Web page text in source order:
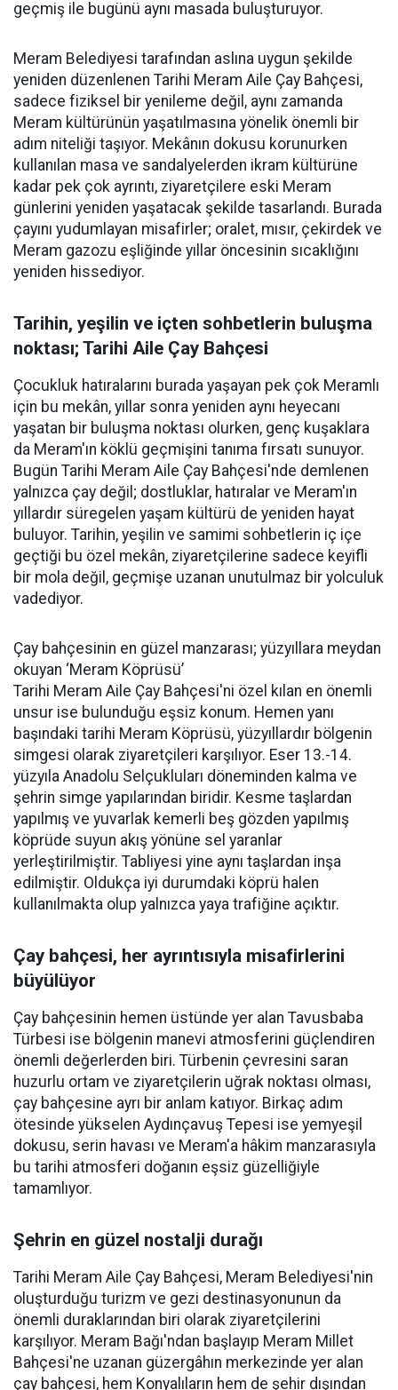
geçmiş ile bugünü aynı masada buluşturuyor.
Meram Belediyesi tarafından aslına uygun şekilde
yeniden düzenlenen Tarihi Meram Aile Çay Bahçesi,
sadece fiziksel bir yenileme değil, aynı zamanda
Meram kültürünün yaşatılmasına yönelik önemli bir
adım niteliği taşıyor. Mekânın dokusu korunurken
kullanılan masa ve sandalyelerden ikram kültürüne
kadar pek çok ayrıntı, ziyaretçilere eski Meram
günlerini yeniden yaşatacak şekilde tasarlandı. Burada
çayını yudumlayan misafirler; oralet, mısır, çekirdek ve
Meram gazozu eşliğinde yıllar öncesinin sıcaklığını
yeniden hissediyor.
Tarihin, yeşilin ve içten sohbetlerin buluşma
noktası; Tarihi Aile Çay Bahçesi
Çocukluk hatıralarını burada yaşayan pek çok Meramlı
için bu mekân, yıllar sonra yeniden aynı heyecanı
yaşatan bir buluşma noktası olurken, genç kuşaklara
da Meram'ın köklü geçmişini tanıma fırsatı sunuyor.
Bugün Tarihi Meram Aile Çay Bahçesi'nde demlenen
yalnızca çay değil; dostluklar, hatıralar ve Meram'ın
yıllardır süregelen yaşam kültürü de yeniden hayat
buluyor. Tarihin, yeşilin ve samimi sohbetlerin iç içe
geçtiği bu özel mekân, ziyaretçilerine sadece keyifli
bir mola değil, geçmişe uzanan unutulmaz bir yolculuk
vadediyor.
Çay bahçesinin en güzel manzarası; yüzyıllara meydan
okuyan ‘Meram Köprüsü’
Tarihi Meram Aile Çay Bahçesi'ni özel kılan en önemli
unsur ise bulunduğu eşsiz konum. Hemen yanı
başındaki tarihi Meram Köprüsü, yüzyıllardır bölgenin
simgesi olarak ziyaretçileri karşılıyor. Eser 13.-14.
yüzyıla Anadolu Selçukluları döneminden kalma ve
şehrin simge yapılarından biridir. Kesme taşlardan
yapılmış ve yuvarlak kemerli beş gözden yapılmış
köprüde suyun akış yönüne sel yaranlar
yerleştirilmiştir. Tabliyesi yine aynı taşlardan inşa
edilmiştir. Oldukça iyi durumdaki köprü halen
kullanılmakta olup yalnızca yaya trafiğine açıktır.
Çay bahçesi, her ayrıntısıyla misafirlerini
büyülüyor
Çay bahçesinin hemen üstünde yer alan Tavusbaba
Türbesi ise bölgenin manevi atmosferini güçlendiren
önemli değerlerden biri. Türbenin çevresini saran
huzurlu ortam ve ziyaretçilerin uğrak noktası olması,
çay bahçesine ayrı bir anlam katıyor. Birkaç adım
ötesinde yükselen Aydınçavuş Tepesi ise yemyeşil
dokusu, serin havası ve Meram'a hâkim manzarasıyla
bu tarihi atmosferi doğanın eşsiz güzelliğiyle
tamamlıyor.
Şehrin en güzel nostalji durağı
Tarihi Meram Aile Çay Bahçesi, Meram Belediyesi'nin
oluşturduğu turizm ve gezi destinasyonunun da
önemli duraklarından biri olarak ziyaretçilerini
karşılıyor. Meram Bağı'ndan başlayıp Meram Millet
Bahçesi'ne uzanan güzergâhın merkezinde yer alan
çay bahçesi, hem Konyalıların hem de şehir dışından